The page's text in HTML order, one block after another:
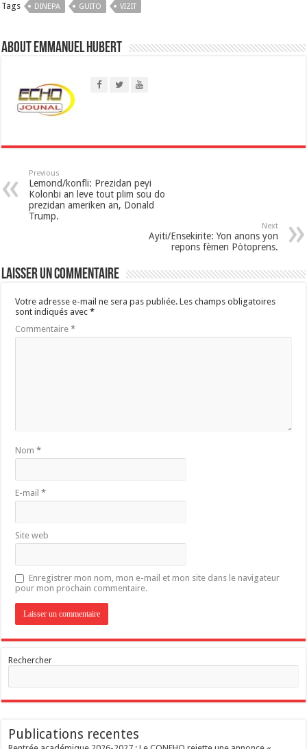
t
p
p
Tags DINEPA GUITO VIZIT
About Emmanuel Hubert
Previous
Lemond/konfli: Prezidan peyi
Kolonbi an leve tout plim sou do
prezidan ameriken an, Donald
Trump.
Next
Ayiti/Ensekirite: Yon anons yon
repons fèmen Pòtoprens.
Laisser un commentaire
Votre adresse e-mail ne sera pas publiée. Les champs obligatoires
sont indiqués avec*
Commentaire*
Nom*
E-mail*
Site web
Enregistrer mon nom, mon e-mail et mon site dans le navigateur
pour mon prochain commentaire.
Rechercher
Publications recentes